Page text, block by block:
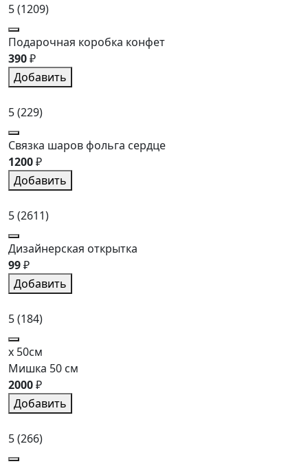
5(1209)
Подарочная коробка конфет
390₽
Добавить
5(229)
Связка шаров фольга сердце
1200₽
Добавить
5(2611)
Дизайнерская открытка
99₽
Добавить
5(184)
x 50см
Мишка 50 см
2000₽
Добавить
5(266)